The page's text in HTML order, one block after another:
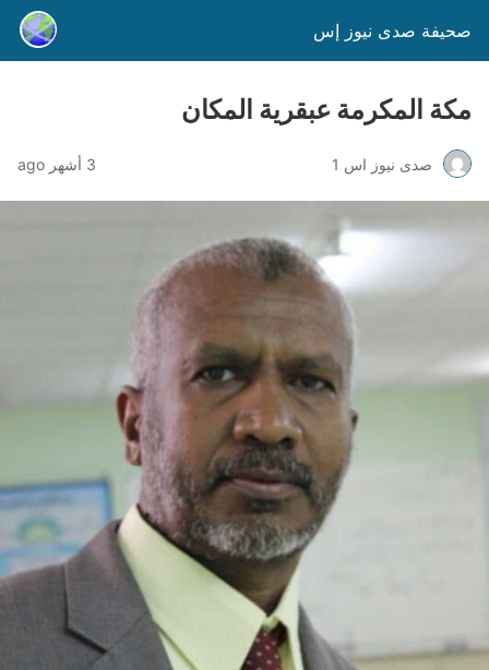
صحيفة صدى نيوز إس
مكة المكرمة عبقرية المكان
صدى نيوز اس 1 3 أشهر ago